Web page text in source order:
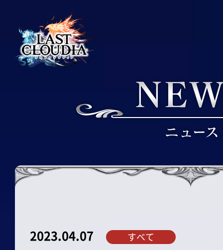
2023.04.07 すべて